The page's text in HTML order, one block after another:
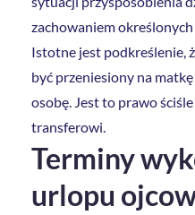
zachowaniem
Istotne jest podkreślenie,
być przeniesiony na
osobę. Jest to prawo
transferowi.
Terminy
urlopu